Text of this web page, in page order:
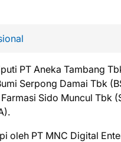
PT Aneka Tambang
Serpong Damai Tbk
Sido Muncul Tbk
oleh PT MNC Digital